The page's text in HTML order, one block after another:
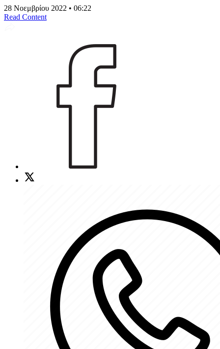
28 Νοεμβρίου 2022 • 06:22
Read Content